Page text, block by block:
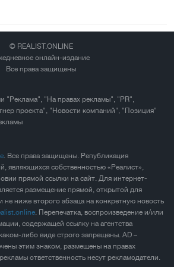
© REALIST.ONLINE
онлайн-издание
Все права защищены
"Реклама", "На правах рекламы", "PR",
проекта", "Новости компаний", "Позиция"
. Все права защищены. Републикация
являющихся собственностью «Реалист»,
прямой ссылки на сайт. Для интернет-
размещение прямой, открытой для
не ниже второго абзаца на конкретную новость
. Перепечатка, воспроизведение и/или
содержащей ссылку на агентства
либо виде строго запрещены. AD –
этим знаком, размещены на правах
ответственность несут рекламодатели.